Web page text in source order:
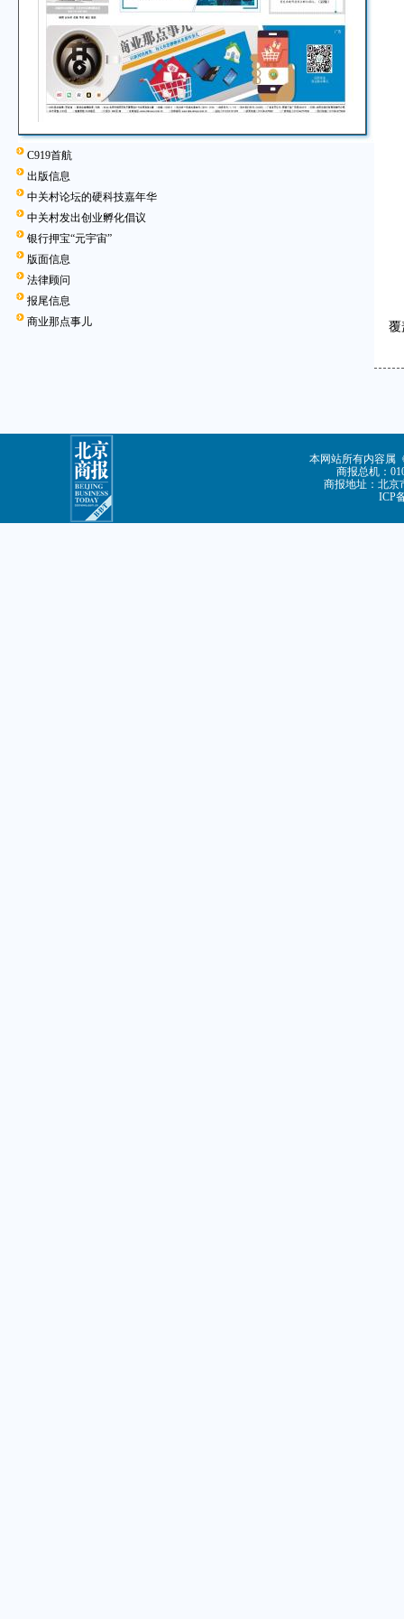
C919首航
出版信息
中关村论坛的硬科技嘉年华
中关村发出创业孵化倡议
银行押宝“元宇宙”
版面信息
法律顾问
报尾信息
商业那点事儿
覆
本网站所有内容属
商报总机：
商报地址：北京
ICP